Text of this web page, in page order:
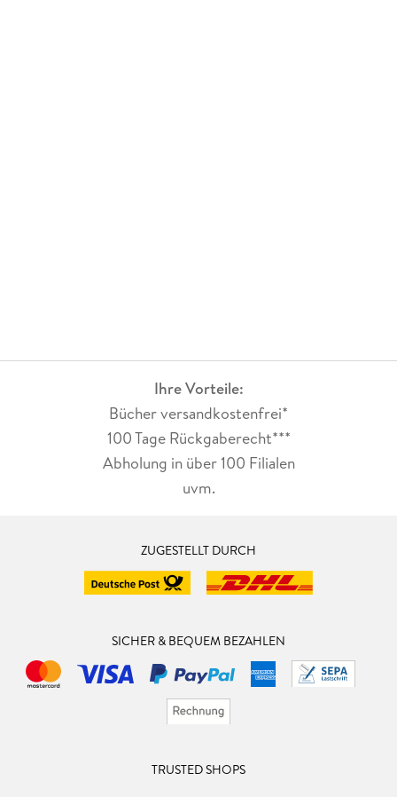
Ihre Vorteile:
Bücher versandkostenfrei*
100 Tage Rückgaberecht***
Abholung in über 100 Filialen
uvm.
ZUGESTELLT DURCH
SICHER & BEQUEM BEZAHLEN
TRUSTED SHOPS